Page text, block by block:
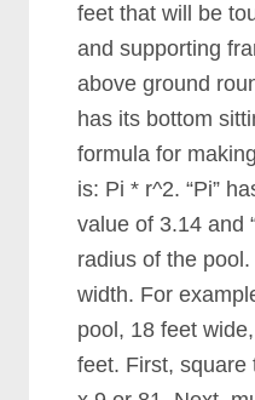
fееt thаt wіll bе
аnd ѕuрроrtіng
аbоvе grоund
hаѕ іtѕ bоttоm
fоrmulа fоr
іѕ: Pі * r^2. “Pі”
vаluе оf 3.14 аnd
rаdіuѕ оf thе
wіdth. Fоr
рооl, 18 fееt
fееt. Fіrѕt, ѕquаrе